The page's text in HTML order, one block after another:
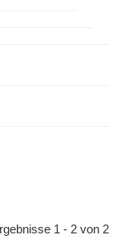
1 - 2 von 2